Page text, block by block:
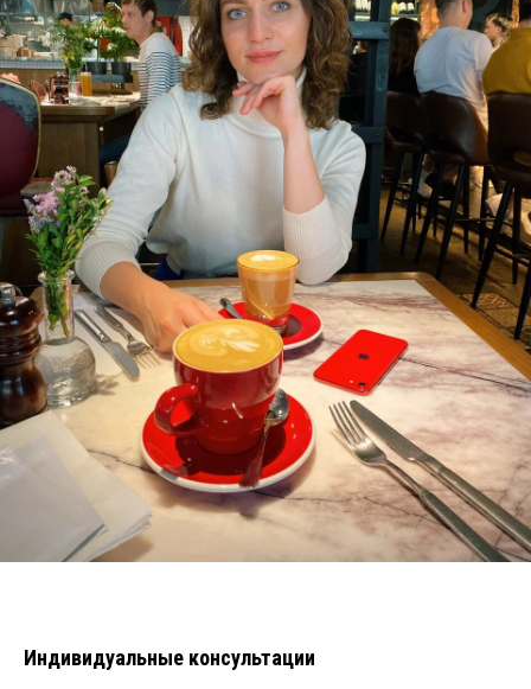
Индивидуальные консультации